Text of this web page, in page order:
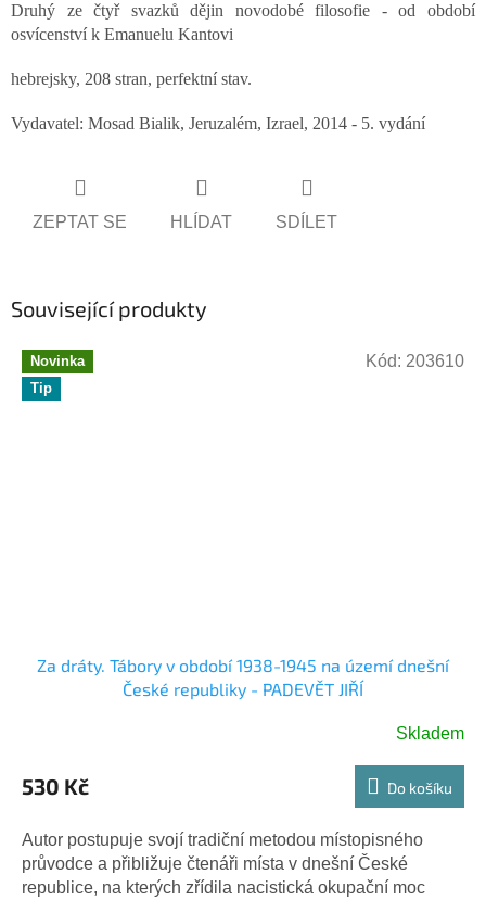
Druhý ze čtyř svazků dějin novodobé filosofie - od období
osvícenství k Emanuelu Kantovi
hebrejsky, 208 stran, perfektní stav.
Vydavatel: Mosad Bialik, Jeruzalém, Izrael, 2014 - 5. vydání
ZEPTAT SE HLÍDAT SDÍLET
Související produkty
Novinka
Tip
Za dráty. Tábory v období 1938-1945 na území dnešní
České republiky - PADEVĚT JIŘÍ
Skladem
530 Kč Do košíku
Autor postupuje svojí tradiční metodou místopisného
průvodce a přibližuje čtenáři místa v dnešní České
republice, na kterých zřídila nacistická okupační moc
Kód: 203610